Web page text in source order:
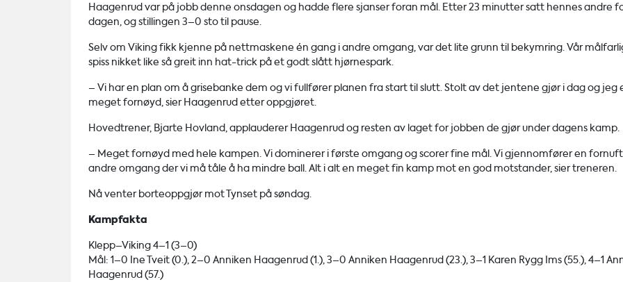
Haagenrud var på jobb denne onsdagen og hadde flere sjanser foran mål. Etter 23 minutter satt hennes andre
dagen, og stillingen 3–0 sto til pause.
Selv om Viking fikk kjenne på nettmaskene én gang i andre omgang, var det lite grunn til bekymring. Vår
spiss nikket like så greit inn hat-trick på et godt slått hjørnespark.
– Vi har en plan om å grisebanke dem og vi fullfører planen fra start til slutt. Stolt av det jentene gjør i dag og jeg
meget fornøyd, sier Haagenrud etter oppgjøret.
Hovedtrener, Bjarte Hovland, applauderer Haagenrud og resten av laget for jobben de gjør under dagens kamp.
– Meget fornøyd med hele kampen. Vi dominerer i første omgang og scorer fine mål. Vi gjennomfører en
andre omgang der vi må tåle å ha mindre ball. Alt i alt en meget fin kamp mot en god motstander, sier treneren.
Nå venter borteoppgjør mot Tynset på søndag.
Kampfakta
Klepp–Viking 4–1 (3–0)
Mål: 1–0 Ine Tveit (0.), 2–0 Anniken Haagenrud (1.), 3–0 Anniken Haagenrud (23.), 3–1 Karen Rygg Ims (55.), 4–1
Haagenrud (57.)